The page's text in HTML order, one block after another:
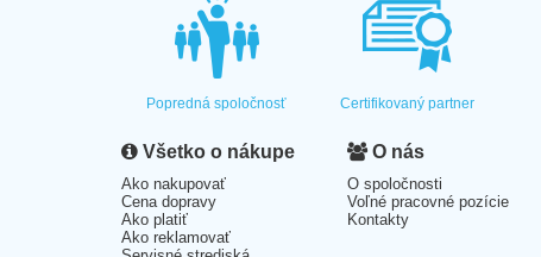
Popredná spoločnosť Certifikovaný partner
Všetko o nákupe
Ako nakupovať
Cena dopravy
Ako platiť
Ako reklamovať
O nás
O spoločnosti
Voľné pracovné pozície
Kontakty